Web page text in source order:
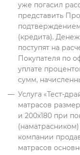
уже погасил
представить
(кредита).
поступят на
Покупателя по
уплате
сумм,
Услуга «Тест-
матрасов
и 200х180 при
компании
матрасов